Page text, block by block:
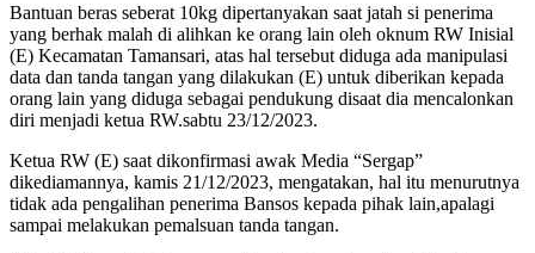
Bantuan beras seberat 10kg dipertanyakan saat jatah si penerima
yang berhak malah di alihkan ke orang lain oleh oknum RW Inisial
(E) Kecamatan Tamansari, atas hal tersebut diduga ada manipulasi
data dan tanda tangan yang dilakukan (E) untuk diberikan kepada
orang lain yang diduga sebagai pendukung disaat dia mencalonkan
diri menjadi ketua RW.sabtu 23/12/2023.
Ketua RW (E) saat dikonfirmasi awak Media “Sergap”
dikediamannya, kamis 21/12/2023, mengatakan, hal itu menurutnya
tidak ada pengalihan penerima Bansos kepada pihak lain,apalagi
sampai melakukan pemalsuan tanda tangan.